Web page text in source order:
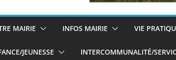
MAIRIE INFOS MAIRIE VIE
JEUNESSE INTERCOMMUNALITÉ/